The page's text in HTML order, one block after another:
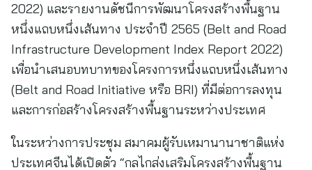
2022) และรายงานดัชนีการพัฒนาโครงสร้างพื้นฐาน
หนึ่งแถบหนึ่งเส้นทาง ประจำปี 2565 (Belt and Road
Infrastructure Development Index Report 2022)
เพื่อนำเสนอบทบาทของโครงการหนึ่งแถบหนึ่งเส้นทาง
(Belt and Road Initiative หรือ BRI) ที่มีต่อการลงทุน
และการก่อสร้างโครงสร้างพื้นฐานระหว่างประเทศ
ในระหว่างการประชุม สมาคมผู้รับเหมานานาชาติแห่ง
ประเทศจีนได้เปิดตัว “กลไกส่งเสริมโครงสร้างพื้นฐาน